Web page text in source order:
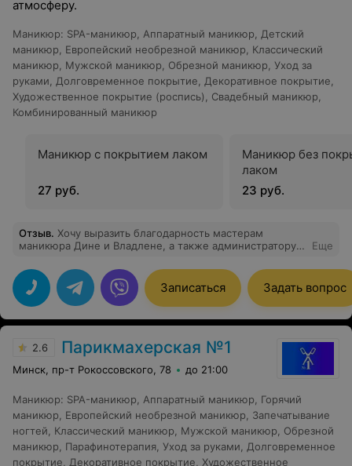
атмосферу.
Маникюр: SPA-маникюр Аппаратный маникюр
Детский
маникюр
Европейский необрезной маникюр
Классический
маникюр
Мужской маникюр Обрезной маникюр
Уход за
руками
Долговременное покрытие Декоративное покрытие
Художественное покрытие (роспись)
Свадебный маникюр
Комбинированный маникюр
Маникюр с покрытием лаком
27 руб.
Маникюр без
лаком
23 руб.
Отзыв. Хочу выразить благодарность мастерам
маникюра Дине и Владлене, а также администратору
отношение, внимание. Ваше мастерство заслуживает
самых высоких похвал .
Еще
Записаться Задать вопрос
2.6 Парикмахерская №1
Минск, пр-т Рокоссовского, 78 до 21:00
Маникюр: SPA-маникюр Аппаратный маникюр
Горячий
маникюр
Европейский необрезной маникюр
Запечатывание
ногтей
Классический маникюр Мужской маникюр
Обрезной
маникюр
Парафинотерапия Уход за руками
Долговременное
покрытие
Декоративное покрытие
Художественное